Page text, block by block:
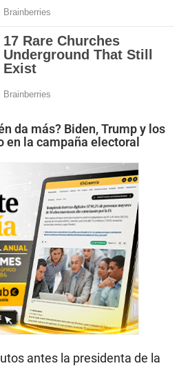
da más? Biden, Trump y los
en la campaña electoral
antes la presidenta de la